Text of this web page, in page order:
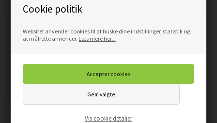
Cookie politik
Websitet anvender cookies til at huske dine indstillinger, statistik og
at målrette annoncer. Læs mere her...
Vis cookie detaljerTVILLINGEN STJERNETEGN